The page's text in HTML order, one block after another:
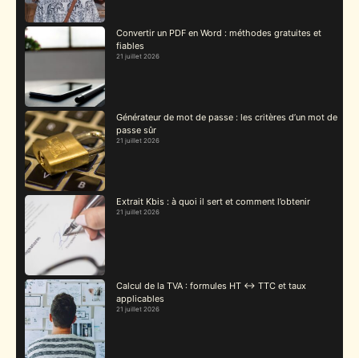
Convertir un PDF en Word : méthodes gratuites et
fiables
21 juillet 2026
Générateur de mot de passe : les critères d’un mot de
passe sûr
21 juillet 2026
Extrait Kbis : à quoi il sert et comment l’obtenir
21 juillet 2026
Calcul de la TVA : formules HT ↔ TTC et taux
applicables
21 juillet 2026